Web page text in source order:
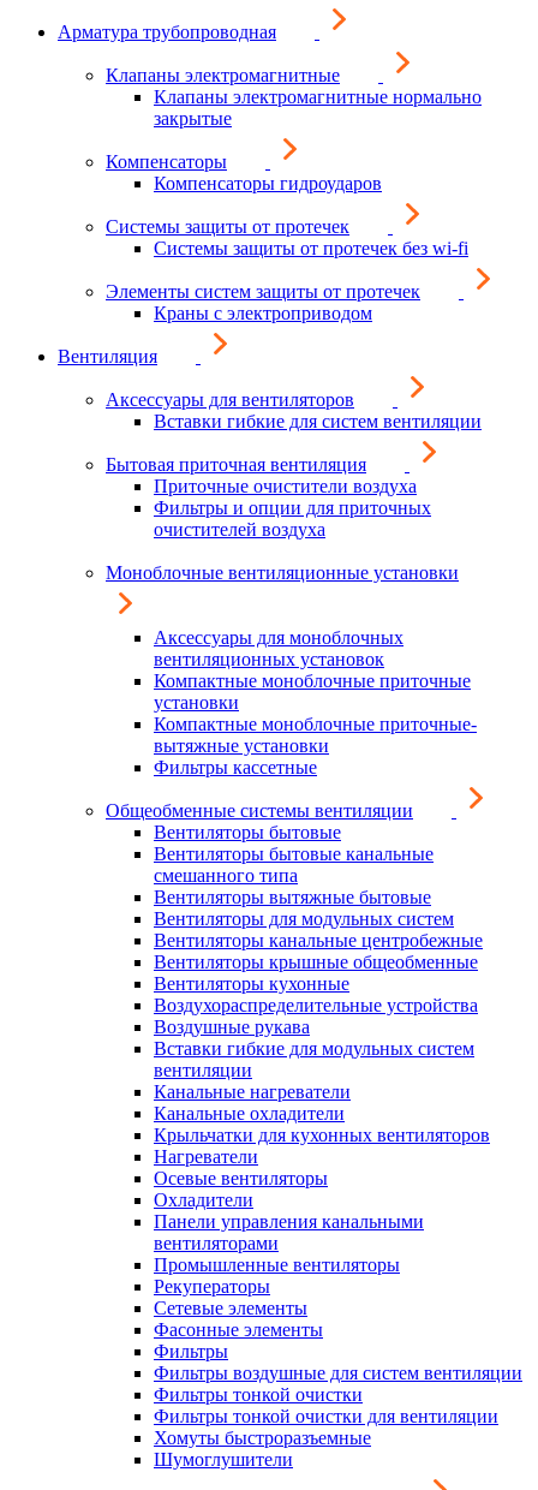
Арматура трубопроводная
Клапаны электромагнитные
Клапаны электромагнитные нормально
закрытые
Компенсаторы
Компенсаторы гидроударов
Системы защиты от протечек
Системы защиты от протечек без wi-fi
Элементы систем защиты от протечек
Краны с электроприводом
Вентиляция
Аксессуары для вентиляторов
Вставки гибкие для систем вентиляции
Бытовая приточная вентиляция
Приточные очистители воздуха
Фильтры и опции для приточных
очистителей воздуха
Моноблочные вентиляционные установки
Аксессуары для моноблочных
вентиляционных установок
Компактные моноблочные приточные
установки
Компактные моноблочные приточные-
вытяжные установки
Фильтры кассетные
Общеобменные системы вентиляции
Вентиляторы бытовые
Вентиляторы бытовые канальные
смешанного типа
Вентиляторы вытяжные бытовые
Вентиляторы для модульных систем
Вентиляторы канальные центробежные
Вентиляторы крышные общеобменные
Вентиляторы кухонные
Воздухораспределительные устройства
Воздушные рукава
Вставки гибкие для модульных систем
вентиляции
Канальные нагреватели
Канальные охладители
Крыльчатки для кухонных вентиляторов
Нагреватели
Осевые вентиляторы
Охладители
Панели управления канальными
вентиляторами
Промышленные вентиляторы
Рекуператоры
Сетевые элементы
Фасонные элементы
Фильтры
Фильтры воздушные для систем вентиляции
Фильтры тонкой очистки
Фильтры тонкой очистки для вентиляции
Хомуты быстроразъемные
Шумоглушители